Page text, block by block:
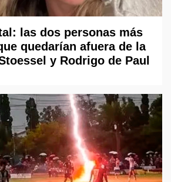
las dos personas más
quedarían afuera de la
y Rodrigo de Paul